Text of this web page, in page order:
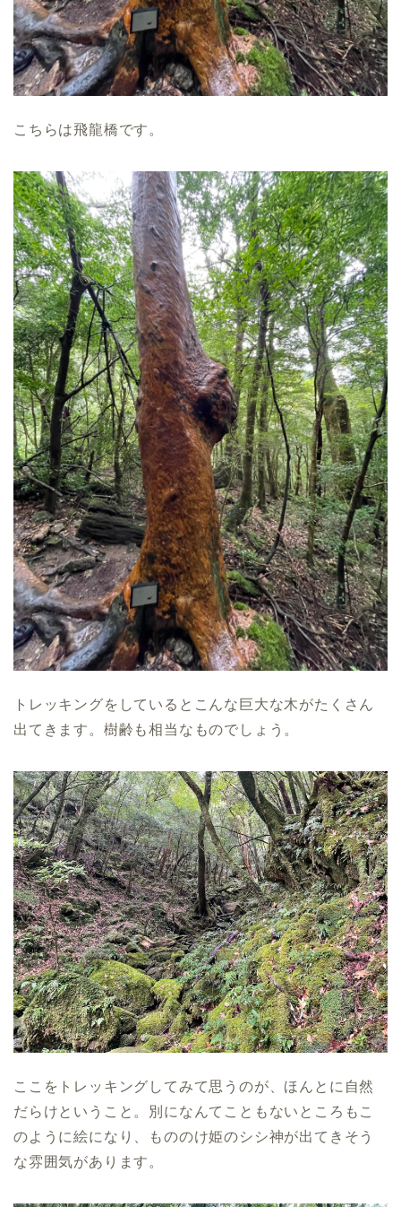
こちらは飛龍橋です。
トレッキングをしているとこんな巨大な木がたくさん
出てきます。樹齢も相当なものでしょう。
ここをトレッキングしてみて思うのが、ほんとに自然
だらけということ。別になんてこともないところもこ
のように絵になり、もののけ姫のシシ神が出てきそう
な雰囲気があります。